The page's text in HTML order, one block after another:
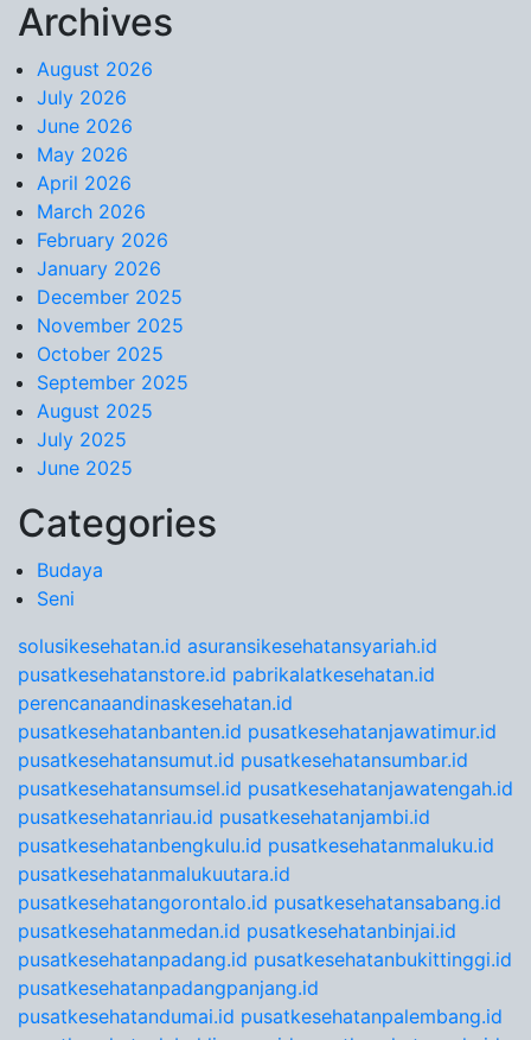
Skip to content
Archives
August 2026
July 2026
June 2026
May 2026
April 2026
March 2026
February 2026
January 2026
December 2025
November 2025
October 2025
September 2025
August 2025
July 2025
June 2025
Categories
Budaya
Seni
solusikesehatan.id asuransikesehatansyariah.id
pusatkesehatanstore.id pabrikalatkesehatan.id
perencanaandinaskesehatan.id
pusatkesehatanbanten.id pusatkesehatanjawatimur.id
pusatkesehatansumut.id pusatkesehatansumbar.id
pusatkesehatansumsel.id pusatkesehatanjawatengah.id
pusatkesehatanriau.id pusatkesehatanjambi.id
pusatkesehatanbengkulu.id pusatkesehatanmaluku.id
pusatkesehatanmalukuutara.id
pusatkesehatangorontalo.id pusatkesehatansabang.id
pusatkesehatanmedan.id pusatkesehatanbinjai.id
pusatkesehatanpadang.id pusatkesehatanbukittinggi.id
pusatkesehatanpadangpanjang.id
pusatkesehatandumai.id pusatkesehatanpalembang.id